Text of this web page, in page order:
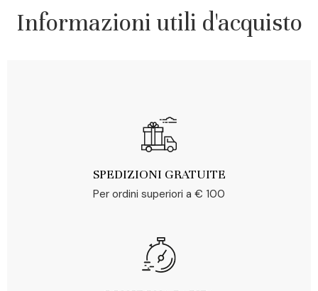
Informazioni utili d'acquisto
SPEDIZIONI GRATUITE
Per ordini superiori a € 100